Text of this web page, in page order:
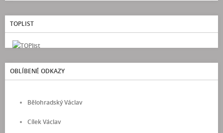
TOPLIST
OBLÍBENÉ ODKAZY
Bělohradský Václav
Cílek Václav